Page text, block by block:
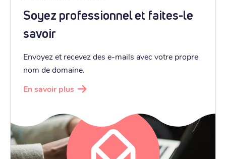
Soyez professionnel et faites-le
savoir
Envoyez et recevez des e-mails avec votre propre
nom de domaine.
En savoir plus